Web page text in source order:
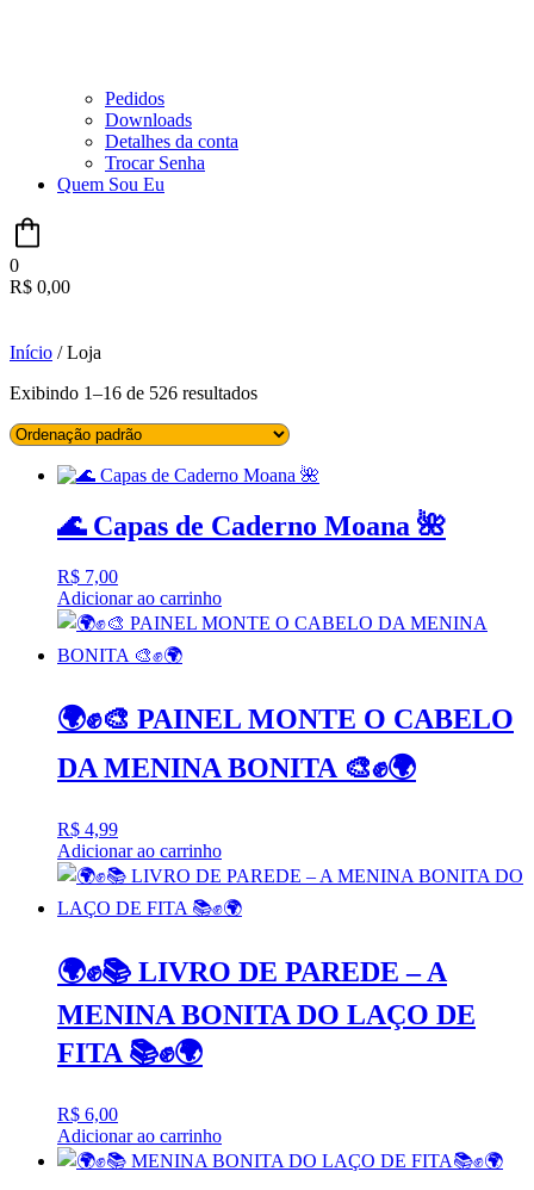
Pedidos
Downloads
Detalhes da conta
Trocar Senha
Quem Sou Eu
0
R$ 0,00
Início / Loja
Exibindo 1–16 de 526 resultados
🌊 Capas de Caderno Moana 🌺
R$ 7,00
Adicionar ao carrinho
🌍✊🎨 PAINEL MONTE O CABELO
DA MENINA BONITA 🎨✊🌍
R$ 4,99
Adicionar ao carrinho
🌍✊📚 LIVRO DE PAREDE – A
MENINA BONITA DO LAÇO DE
FITA 📚✊🌍
R$ 6,00
Adicionar ao carrinho